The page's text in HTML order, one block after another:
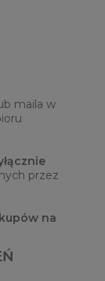
maila w
przez
na